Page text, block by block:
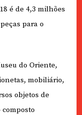
é de 4,3 milhões
para o
do Oriente,
mobiliário,
objetos de